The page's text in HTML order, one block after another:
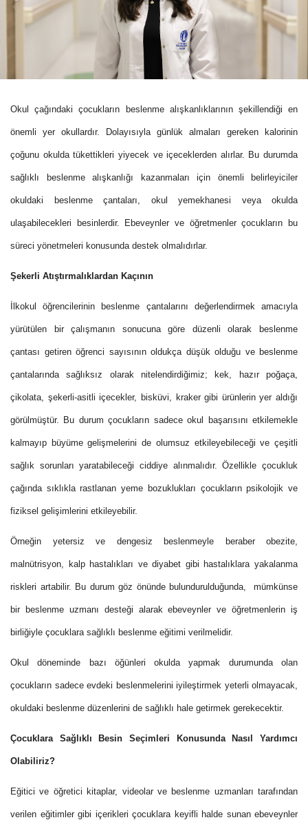
Okul çağındaki çocukların beslenme alışkanlıklarının şekillendiği en
önemli yer okullardır. Dolayısıyla günlük almaları gereken kalorinin
çoğunu okulda tükettikleri yiyecek ve içeceklerden alırlar. Bu durumda
sağlıklı beslenme alışkanlığı kazanmaları için önemli belirleyiciler
okuldaki beslenme çantaları, okul yemekhanesi veya okulda
ulaşabilecekleri besinlerdir. Ebeveynler ve öğretmenler çocukların bu
süreci yönetmeleri konusunda destek olmalıdırlar.
Şekerli Atıştırmalıklardan Kaçının
İlkokul öğrencilerinin beslenme çantalarını değerlendirmek amacıyla
yürütülen bir çalışmanın sonucuna göre düzenli olarak beslenme
çantası getiren öğrenci sayısının oldukça düşük olduğu ve beslenme
çantalarında sağlıksız olarak nitelendirdiğimiz; kek, hazır poğaça,
çikolata, şekerli-asitli içecekler, bisküvi, kraker gibi ürünlerin yer aldığı
görülmüştür. Bu durum çocukların sadece okul başarısını etkilemekle
kalmayıp büyüme gelişmelerini de olumsuz etkileyebileceği ve çeşitli
sağlık sorunları yaratabileceği ciddiye alınmalıdır. Özellikle çocukluk
çağında sıklıkla rastlanan yeme bozuklukları çocukların psikolojik ve
fiziksel gelişimlerini etkileyebilir.
Örneğin yetersiz ve dengesiz beslenmeyle beraber obezite,
malnütrisyon, kalp hastalıkları ve diyabet gibi hastalıklara yakalanma
riskleri artabilir. Bu durum göz önünde bulundurulduğunda, mümkünse
bir beslenme uzmanı desteği alarak ebeveynler ve öğretmenlerin iş
birliğiyle çocuklara sağlıklı beslenme eğitimi verilmelidir.
Okul döneminde bazı öğünleri okulda yapmak durumunda olan
çocukların sadece evdeki beslenmelerini iyileştirmek yeterli olmayacak,
okuldaki beslenme düzenlerini de sağlıklı hale getirmek gerekecektir.
Çocuklara Sağlıklı Besin Seçimleri Konusunda Nasıl Yardımcı
Olabiliriz?
Eğitici ve öğretici kitaplar, videolar ve beslenme uzmanları tarafından
verilen eğitimler gibi içerikleri çocuklara keyifli halde sunan ebeveynler